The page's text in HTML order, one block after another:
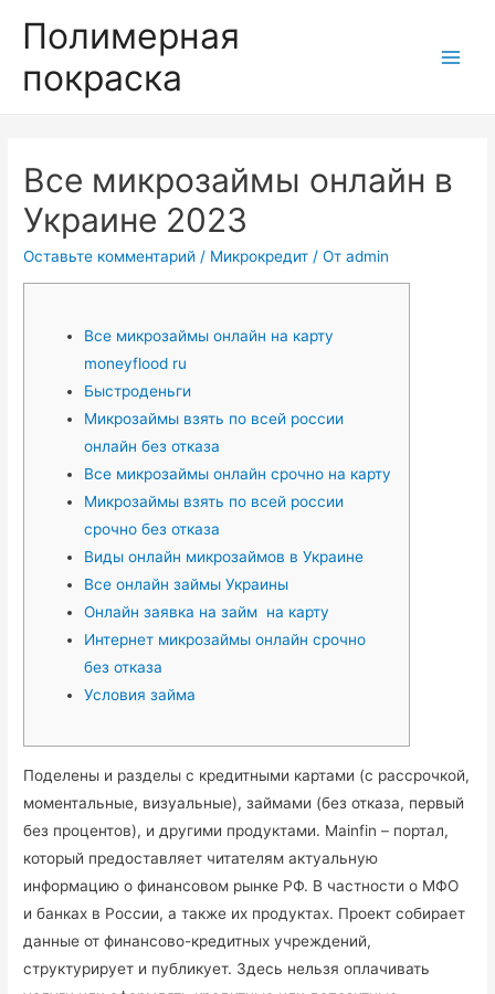
Полимерная
покраска
Все микрозаймы онлайн в
Украине 2023
Оставьте комментарий / Микрокредит / От admin
Все микрозаймы онлайн на карту
moneyflood ru
Быстроденьги
Микрозаймы взять по всей россии
онлайн без отказа
Все микрозаймы онлайн срочно на карту
Микрозаймы взять по всей россии
срочно без отказа
Виды онлайн микрозаймов в Украине
Все онлайн займы Украины
Онлайн заявка на займ на карту
Интернет микрозаймы онлайн срочно
без отказа
Условия займа
Поделены и разделы с кредитными картами (с рассрочкой,
моментальные, визуальные), займами (без отказа, первый
без процентов), и другими продуктами. Mainfin – портал,
который предоставляет читателям актуальную
информацию о финансовом рынке РФ. В частности о МФО
и банках в России, а также их продуктах. Проект собирает
данные от финансово-кредитных учреждений,
структурирует и публикует. Здесь нельзя оплачивать